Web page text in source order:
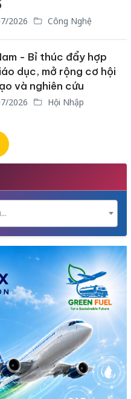
2026 Công Nghệ
- Bỉ thúc đẩy hợp
dục, mở rộng cơ hội
và nghiên cứu
2026 Hội Nhập